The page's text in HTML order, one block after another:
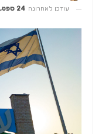
עודכן לאחרונה 24 ספט, 2020